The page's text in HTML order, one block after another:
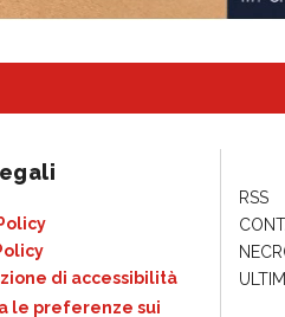
di accessibilità
le preferenze sui
RSS